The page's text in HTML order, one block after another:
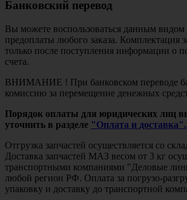
Банковский перевод
Вы можете воспользоваться данным видом
предоплаты любого заказа. Комплектация
только после поступления информации о
счета.
ВНИМАНИЕ ! При банковском переводе
комиссию за перемещение денежных
Порядок оплаты для юридических лиц
уточнить в разделе "Оплата и доставка".
Отгрузка запчастей осуществляется со
Доставка запчастей МАЗ весом от 3 кг
транспортными компаниями "Деловые
любой регион РФ. Оплата за погрузо-
упаковку и доставку до транспортной